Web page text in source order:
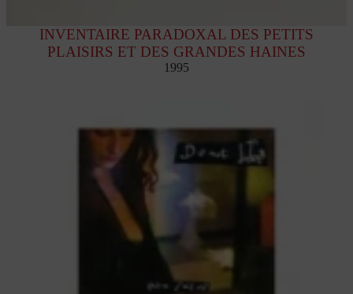
INVENTAIRE PARADOXAL DES PETITS
PLAISIRS ET DES GRANDES HAINES
1995